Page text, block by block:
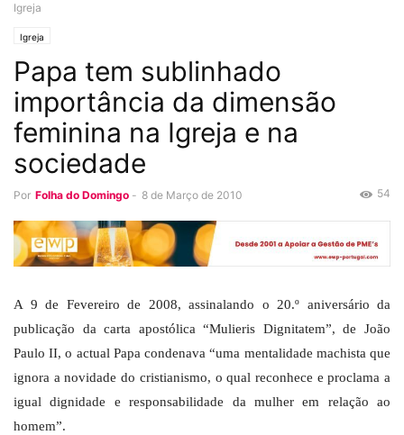
Igreja
Igreja
Papa tem sublinhado
importância da dimensão
feminina na Igreja e na
sociedade
Por Folha do Domingo - 8 de Março de 2010 54
A 9 de Fevereiro de 2008, assinalando o 20.º aniversário da
publicação da carta apostólica “Mulieris Dignitatem”, de João
Paulo II, o actual Papa condenava “uma mentalidade machista que
ignora a novidade do cristianismo, o qual reconhece e proclama a
igual dignidade e responsabilidade da mulher em relação ao
homem”.